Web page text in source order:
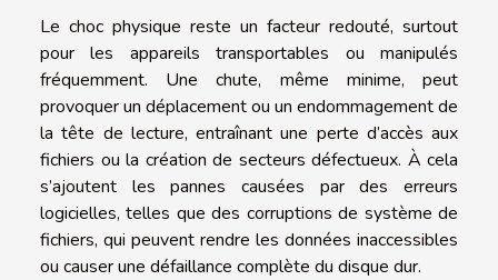
Le choc physique reste un facteur redouté, surtout
pour les appareils transportables ou manipulés
fréquemment. Une chute, même minime, peut
provoquer un déplacement ou un endommagement de
la tête de lecture, entraînant une perte d’accès aux
fichiers ou la création de secteurs défectueux. À cela
s’ajoutent les pannes causées par des erreurs
logicielles, telles que des corruptions de système de
fichiers, qui peuvent rendre les données inaccessibles
ou causer une défaillance complète du disque dur.